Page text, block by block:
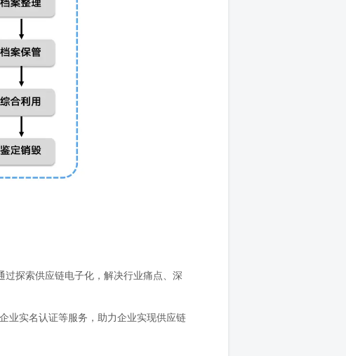
探索供应链电子化，解决行业痛点、深
业实名认证等服务，助力企业实现供应链